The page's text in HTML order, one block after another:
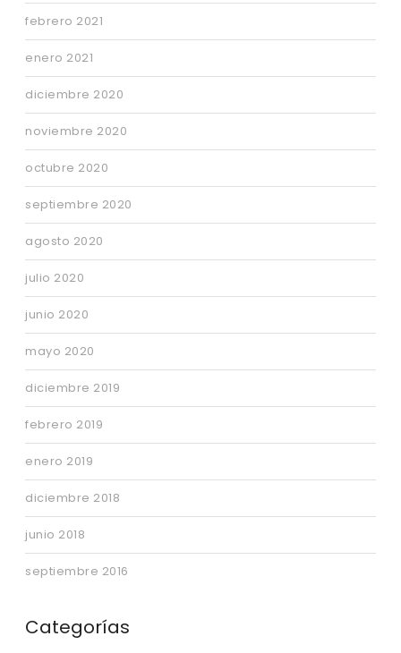
febrero 2021
enero 2021
diciembre 2020
noviembre 2020
octubre 2020
septiembre 2020
agosto 2020
julio 2020
junio 2020
mayo 2020
diciembre 2019
febrero 2019
enero 2019
diciembre 2018
junio 2018
septiembre 2016
Categorías